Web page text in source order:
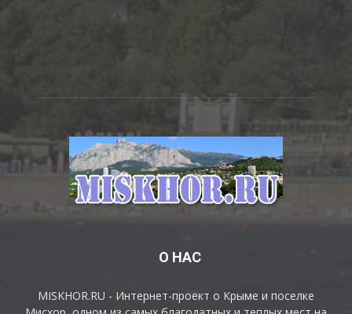
О НАС
MISKHOR.RU - Интернет-проект о Крыме и поселке